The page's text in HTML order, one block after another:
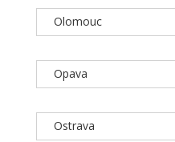
Olomouc
Opava
Ostrava